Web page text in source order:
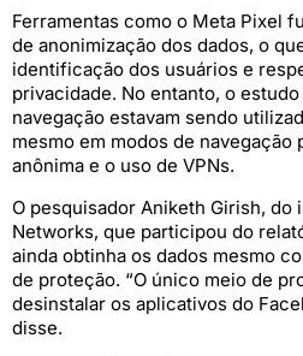
Ferramentas como o Meta Pixel
de anonimização dos dados, o
identificação dos usuários e
privacidade. No entanto, o
navegação estavam sendo
mesmo em modos de navegação
anônima e o uso de VPNs.
O pesquisador Aniketh Girish,
Networks, que participou do
ainda obtinha os dados mesmo
de proteção. “O único meio de
desinstalar os aplicativos do
disse.